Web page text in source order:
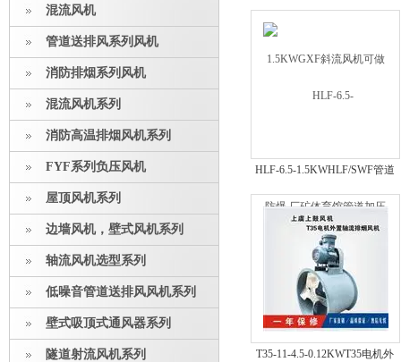
混流风机
管道送排风系列风机
消防排烟系列风机
混流风机系列
消防高温排烟风机系列
FYF系列负压风机
屋顶风机系列
边墙风机，壁式风机系列
轴流风机选型系列
低噪音管道送排风风机系列
壁式吸顶式通风器系列
隧道射流风机系列
机可做防爆 厂矿体育馆管道加
HLF-6.5-1.5KWHLF/SWF管道
加压送排风机 防腐防爆玻璃钢
制
T35-11-4.5-0.12KWT35电机外